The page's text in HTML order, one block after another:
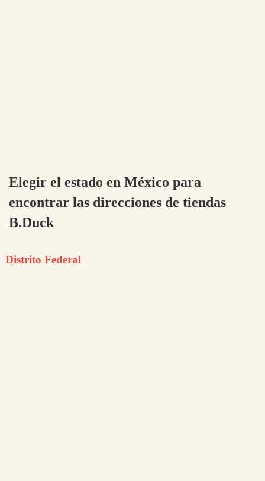
Elegir el estado en México para
encontrar las direcciones de tiendas
B.Duck
Distrito Federal